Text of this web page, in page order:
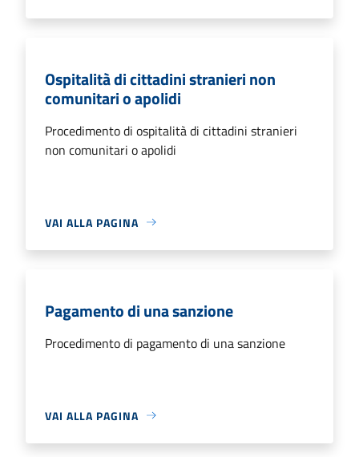
Ospitalità di cittadini stranieri non
comunitari o apolidi
Procedimento di ospitalità di cittadini stranieri
non comunitari o apolidi
VAI ALLA PAGINA
Pagamento di una sanzione
Procedimento di pagamento di una sanzione
VAI ALLA PAGINA